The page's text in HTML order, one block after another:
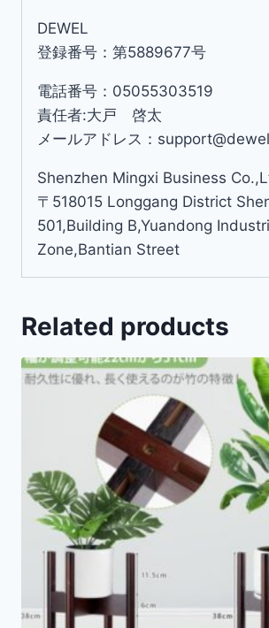
DEWEL
登録番号：第5889677号
電話番号：05055303519
責任者:大戸 啓太
メールアドレス：
Shenzhen Mingxi Business
〒518015 Longgang District
501,Building B,Yuandong
Zone,Bantian Street
Related products